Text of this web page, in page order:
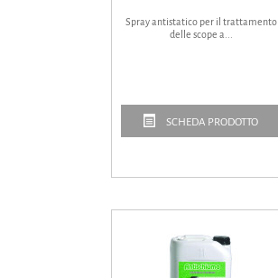
Spray antistatico per il trattamento
delle scope a...
SCHEDA PRODOTTO